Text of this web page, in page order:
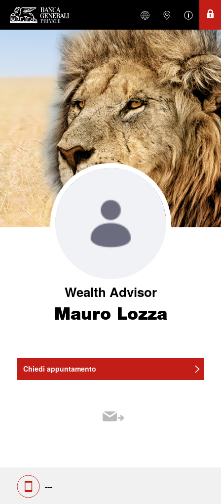
Wealth Advisor
Mauro Lozza
Chiedi appuntamento
---